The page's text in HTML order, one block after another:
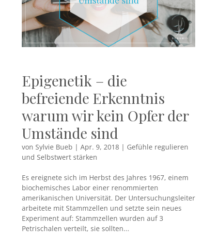
Epigenetik – die
befreiende Erkenntnis
warum wir kein Opfer der
Umstände sind
von Sylvie Bueb | Apr. 9, 2018| Gefühle regulieren
und Selbstwert stärken
Es ereignete sich im Herbst des Jahres 1967, einem
biochemisches Labor einer renommierten
amerikanischen Universität. Der Untersuchungsleiter
arbeitete mit Stammzellen und setzte sein neues
Experiment auf: Stammzellen wurden auf 3
Petrischalen verteilt, sie sollten...